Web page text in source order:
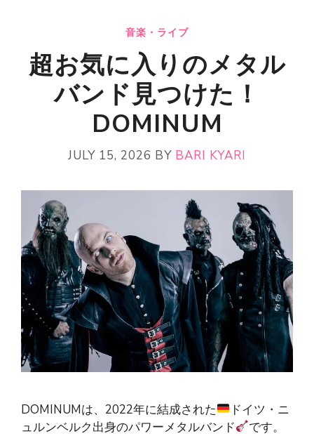
音楽・ライブ
超お気に入りのメタル
バンド見つけた！
DOMINUM
JULY 15, 2026 BY BARI KYARI
DOMINUMは、2022年に結成された
ドイツ・ニ
ュルンベルク出身のパワーメタルバンド
です。